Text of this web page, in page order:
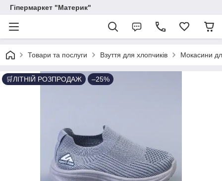
Гіпермаркет "Материк"
Товари та послуги Взуття для хлопчиків Мокасини
🛒ЛІТНІЙ РОЗПРОДАЖ –25%